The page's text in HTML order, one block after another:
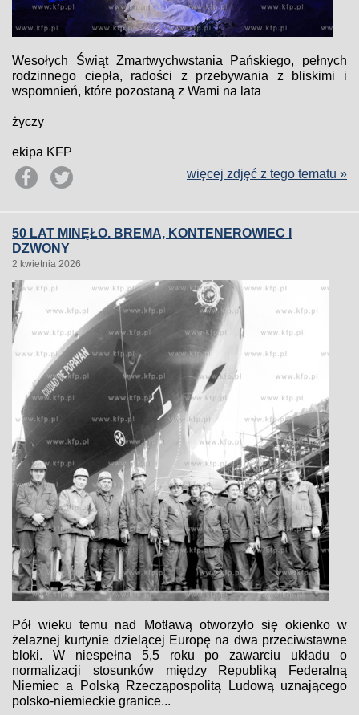
Wesołych Świąt Zmartwychwstania Pańskiego, pełnych
rodzinnego ciepła, radości z przebywania z bliskimi i
wspomnień, które pozostaną z Wami na lata
życzy
ekipa KFP
więcej zdjęć z tego tematu »
50 LAT MINĘŁO. BREMA, KONTENEROWIEC I
DZWONY
2 kwietnia 2026
Pół wieku temu nad Motławą otworzyło się okienko w
żelaznej kurtynie dzielącej Europę na dwa przeciwstawne
bloki. W niespełna 5,5 roku po zawarciu układu o
normalizacji stosunków między Republiką Federalną
Niemiec a Polską Rzecząpospolitą Ludową uznającego
polsko-niemieckie granice...